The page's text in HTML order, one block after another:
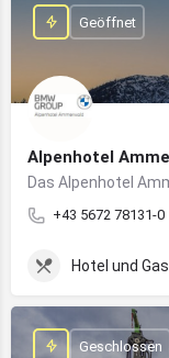
Alpenhotel
+43 5672 78131-0
Geöffnet
Hotel und
Geschlossen